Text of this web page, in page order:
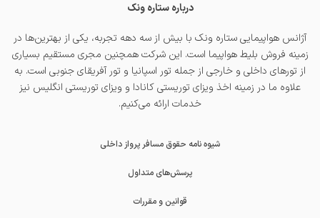
درباره ستاره ونک
آژانس هواپیمایی ستاره ونک با بیش از سه دهه تجربه، یکی از بهترین‌ها در
زمینه فروش بلیط هواپیما است. این شرکت همچنین مجری مستقیم بسیاری
از تورهای داخلی و خارجی از جمله تور اسپانیا و تور آفریقای جنوبی است. به
علاوه ما در زمینه اخذ ویزای توریستی کانادا و ویزای توریستی انگلیس نیز
خدمات ارائه می‌کنیم.
شیوه نامه حقوق مسافر پرواز داخلی
پرسش‌های متداول
قوانین و مقررات